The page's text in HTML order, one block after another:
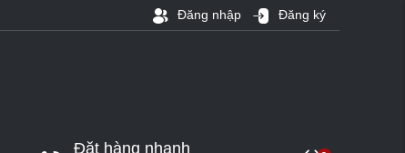
Đăng nhập Đăng ký
Đặt hàng nhanh